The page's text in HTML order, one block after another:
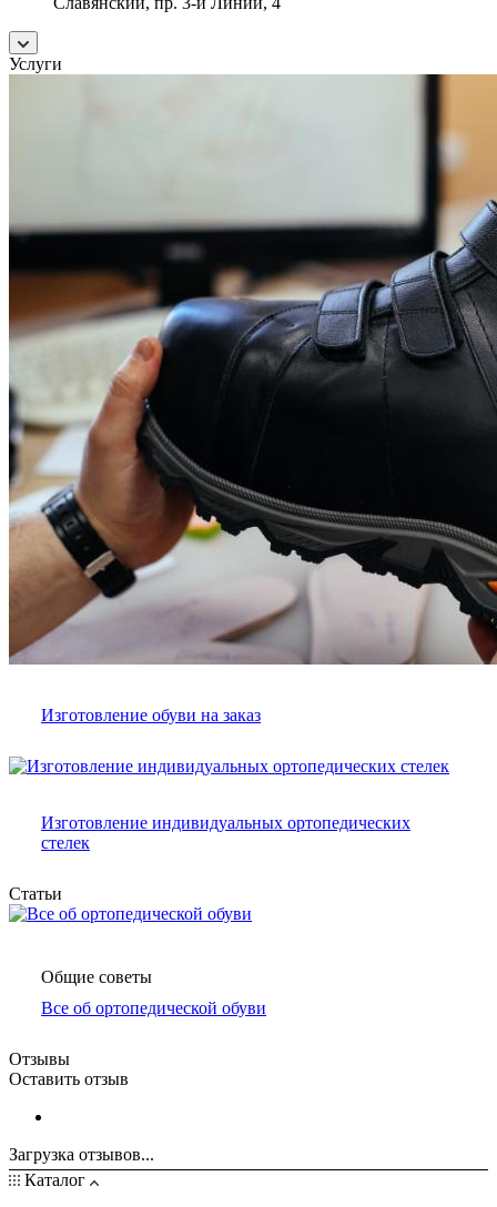
Услуги
Изготовление обуви на заказ
Изготовление индивидуальных ортопедических
стелек
Статьи
Общие советы
Все об ортопедической обуви
Отзывы
Оставить отзыв
Загрузка отзывов...
Каталог